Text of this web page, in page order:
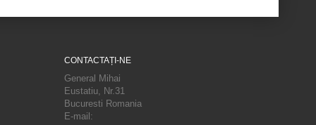
CONTACTAȚI-NE
General Mihai
Eustatiu, Nr.31
Bucuresti Romania
E-mail: